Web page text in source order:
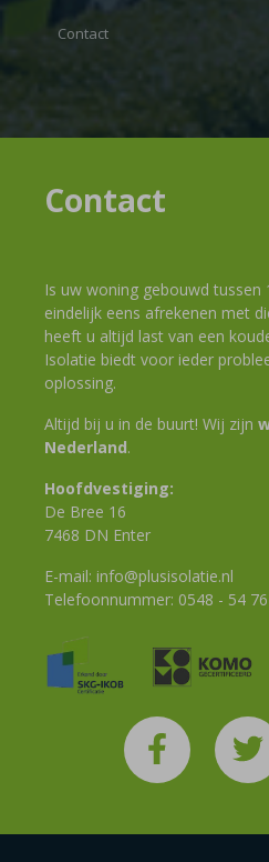
Contact
Contact
Is uw woning gebouwd tussen
eindelijk eens afrekenen met
heeft u altijd last van een
Isolatie biedt voor ieder
oplossing.
Altijd bij u in de buurt! Wij zijn
Nederland.
Hoofdvestiging:
De Bree 16
7468 DN Enter
E-mail: info@plusisolatie.nl
Telefoonnummer: 0548 - 54